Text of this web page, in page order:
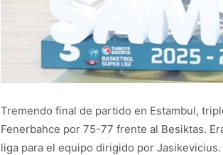
Tremendo final de partido en Estambul,
Fenerbahce por 75-77 frente al Besiktas.
liga para el equipo dirigido por